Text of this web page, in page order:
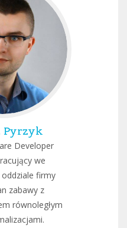
Pyrzyk
Developer
we
firmy
zabawy z
równoległym